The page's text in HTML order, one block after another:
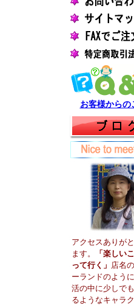
お客様からの
アクセスありが
ます。
「楽しい
って行く」 店名
ーランドのよう
活の中に少しで
るようなキャラ